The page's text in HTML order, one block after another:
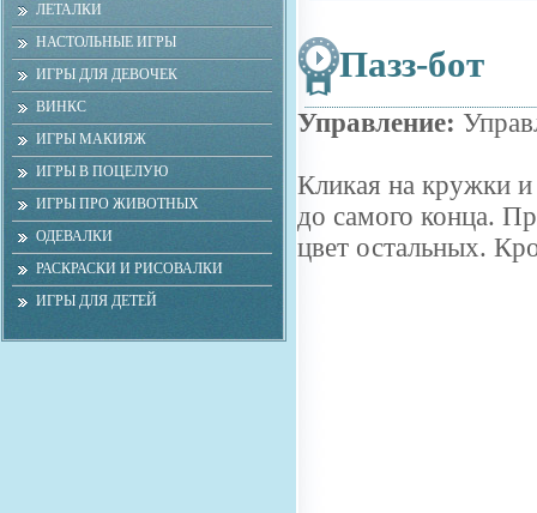
ЛЕТАЛКИ
НАСТОЛЬНЫЕ ИГРЫ
ИГРЫ ДЛЯ ДЕВОЧЕК
ВИНКС
ИГРЫ МАКИЯЖ
ИГРЫ В ПОЦЕЛУЮ
ИГРЫ ПРО ЖИВОТНЫХ
ОДЕВАЛКИ
РАСКРАСКИ И РИСОВАЛКИ
ИГРЫ ДЛЯ ДЕТЕЙ
Пазз-бот
Управление:
Кликая на кружки и
до самого конца.
цвет остальных.